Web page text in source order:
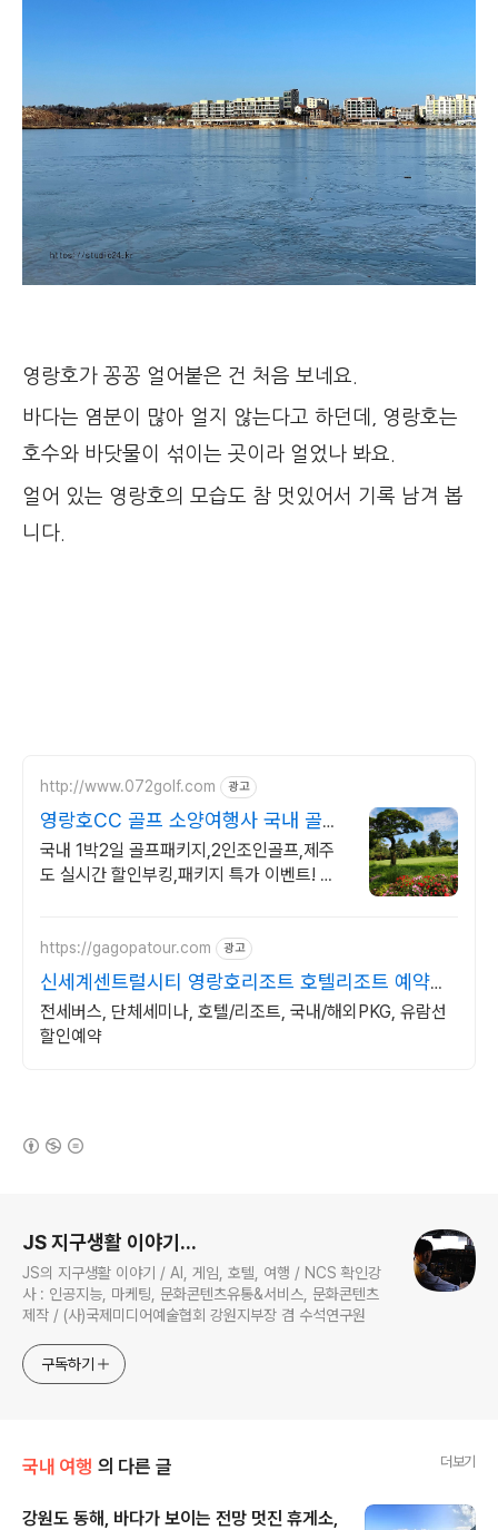
영랑호가 꽁꽁 얼어붙은 건 처음 보네요.
바다는 염분이 많아 얼지 않는다고 하던데, 영랑호는
호수와 바닷물이 섞이는 곳이라 얼었나 봐요.
얼어 있는 영랑호의 모습도 참 멋있어서 기록 남겨 봅
니다.
http://www.072golf.com 광고
영랑호CC 골프 소양여행사 국내 골프
투어의 명가!
국내 1박2일 골프패키지,2인조인골프,제주
도 실시간 할인부킹,패키지 특가 이벤트! 울
https://gagopatour.com 광고
신세계센트럴시티 영랑호리조트 호텔리조트 예약은
가고파여행
전세버스, 단체세미나, 호텔/리조트, 국내/해외PKG, 유람선
할인예약
JS 지구생활 이야기...
JS의 지구생활 이야기 / AI, 게임, 호텔, 여행 / NCS 확인강
사 : 인공지능, 마케팅, 문화콘텐츠유통&서비스, 문화콘텐츠
제작 / (사)국제미디어예술협회 강원지부장 겸 수석연구원
구독하기
국내 여행 의 다른 글 더보기
강원도 동해, 바다가 보이는 전망 멋진 휴게소,